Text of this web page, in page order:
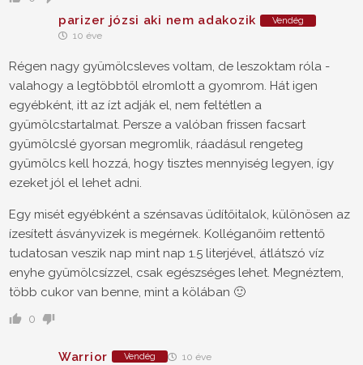
parizer józsi aki nem adakozik Vendég
10 éve
Régen nagy gyümölcsleves voltam, de leszoktam róla -
valahogy a legtöbbtől elromlott a gyomrom. Hát igen
egyébként, itt az ízt adják el, nem feltétlen a
gyümölcstartalmat. Persze a valóban frissen facsart
gyümölcslé gyorsan megromlik, ráadásul rengeteg
gyümölcs kell hozzá, hogy tisztes mennyiség legyen, így
ezeket jól el lehet adni.
Egy misét egyébként a szénsavas üdítőitalok, különösen az
ízesített ásványvizek is megérnek. Kolléganőim rettentő
tudatosan veszik nap mint nap 1.5 literjével, átlátszó víz
enyhe gyümölcsízzel, csak egészséges lehet. Megnéztem,
több cukor van benne, mint a kölában 🙂
0
Warrior Vendég 10 éve